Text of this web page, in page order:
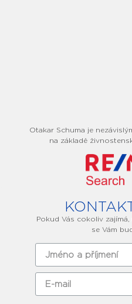
Otakar Schuma je
na základě
Pokud Vás cokoliv
se Vám